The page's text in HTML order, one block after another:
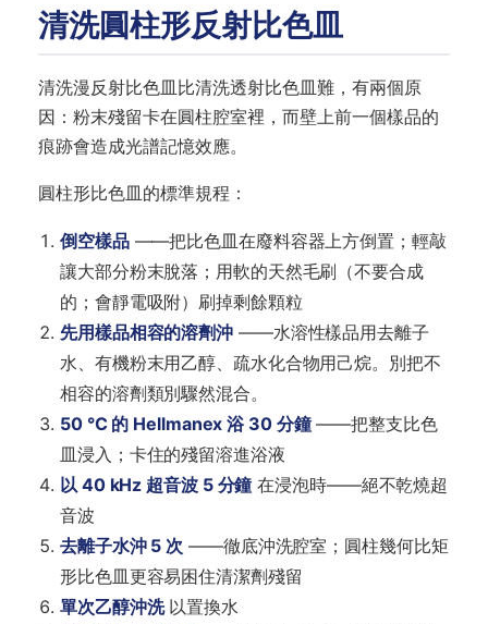
清洗圓柱形反射比色皿
清洗漫反射比色皿比清洗透射比色皿難，有兩個原
因：粉末殘留卡在圓柱腔室裡，而壁上前一個樣品的
痕跡會造成光譜記憶效應。
圓柱形比色皿的標準規程：
倒空樣品——把比色皿在廢料容器上方倒置；輕敲
讓大部分粉末脫落；用軟的天然毛刷（不要合成
的；會靜電吸附）刷掉剩餘顆粒
先用樣品相容的溶劑沖 ——水溶性樣品用去離子
水、有機粉末用乙醇、疏水化合物用己烷。別把不
相容的溶劑類別驟然混合。
50 °C 的 Hellmanex 浴 30 分鐘——把整支比色
皿浸入；卡住的殘留溶進浴液
以 40 kHz 超音波 5 分鐘在浸泡時——絕不乾燒超
音波
去離子水沖 5 次 ——徹底沖洗腔室；圓柱幾何比矩
形比色皿更容易困住清潔劑殘留
單次乙醇沖洗以置換水